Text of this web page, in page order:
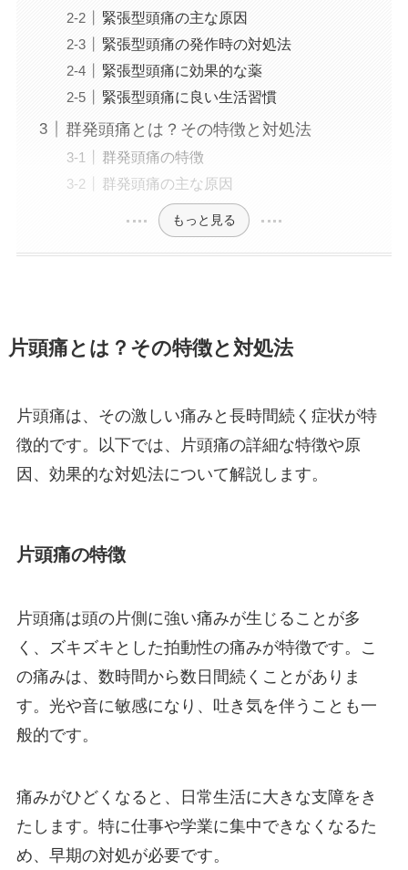
緊張型頭痛の主な原因
緊張型頭痛の発作時の対処法
緊張型頭痛に効果的な薬
緊張型頭痛に良い生活習慣
群発頭痛とは？その特徴と対処法
群発頭痛の特徴
群発頭痛の主な原因
もっと見る
片頭痛とは？その特徴と対処法
片頭痛は、その激しい痛みと長時間続く症状が特
徴的です。以下では、片頭痛の詳細な特徴や原
因、効果的な対処法について解説します。
片頭痛の特徴
片頭痛は頭の片側に強い痛みが生じることが多
く、ズキズキとした拍動性の痛みが特徴です。こ
の痛みは、数時間から数日間続くことがありま
す。光や音に敏感になり、吐き気を伴うことも一
般的です。
痛みがひどくなると、日常生活に大きな支障をき
たします。特に仕事や学業に集中できなくなるた
め、早期の対処が必要です。